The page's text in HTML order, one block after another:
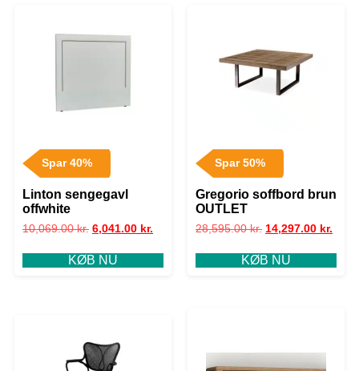
Spar 40%
Linton sengegavl
offwhite
10,069.00kr. 6,041.00 kr.
KØB NU
Spar 50%
Gregorio soffbord brun
OUTLET
28,595.00kr. 14,297.00 kr.
KØB NU